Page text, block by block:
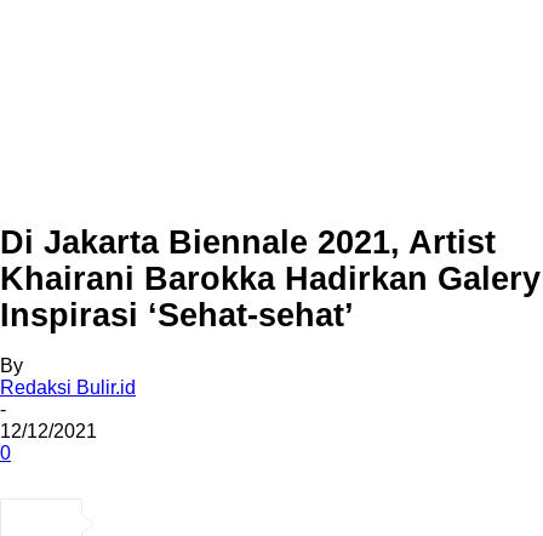
Di Jakarta Biennale 2021, Artist
Khairani Barokka Hadirkan Galery
Inspirasi ‘Sehat-sehat’
By
Redaksi Bulir.id
-
12/12/2021
0